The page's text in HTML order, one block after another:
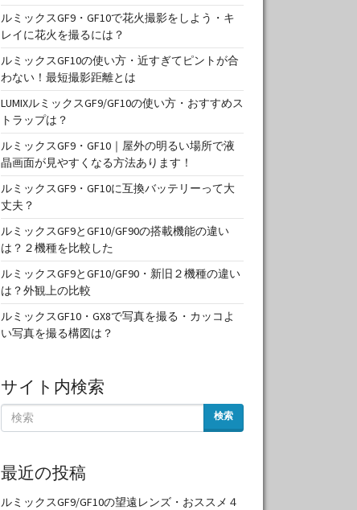
ルミックスGF9・GF10で花火撮影をしよう・キ
レイに花火を撮るには？
ルミックスGF10の使い方・近すぎてピントが合
わない！最短撮影距離とは
LUMIXルミックスGF9/GF10の使い方・おすすめス
トラップは？
ルミックスGF9・GF10｜屋外の明るい場所で液
晶画面が見やすくなる方法あります！
ルミックスGF9・GF10に互換バッテリーって大
丈夫？
ルミックスGF9とGF10/GF90の搭載機能の違い
は？２機種を比較した
ルミックスGF9とGF10/GF90・新旧２機種の違い
は？外観上の比較
ルミックスGF10・GX8で写真を撮る・カッコよ
い写真を撮る構図は？
サイト内検索
検索
最近の投稿
ルミックスGF9/GF10の望遠レンズ・おススメ４